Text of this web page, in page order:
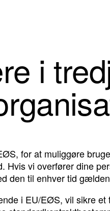
i
for at muliggøre
vi overfører dine
den til enhver tid
i EU/EØS, vil sikre